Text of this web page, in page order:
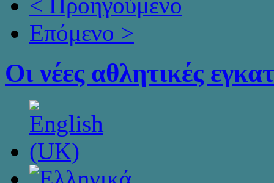
Επόμενο >
Οι νέες αθλητικές